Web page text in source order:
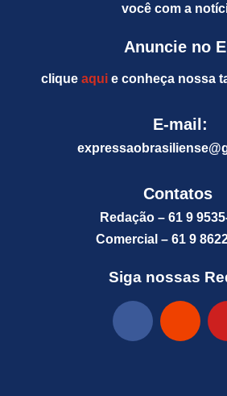
você com a
Anuncie no
clique aquie conheça nossa
E-mail:
Contatos
Redação – 61 9
Comercial – 61 9
Siga nossas